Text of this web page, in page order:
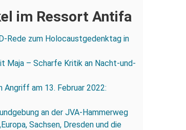
im Ressort Antifa
Rede zum Holocaustgedenktag in
Maja – Scharfe Kritik an Nacht-und-
Angriff am 13. Februar 2022:
an der JVA-Hammerweg
Sachsen, Dresden und die